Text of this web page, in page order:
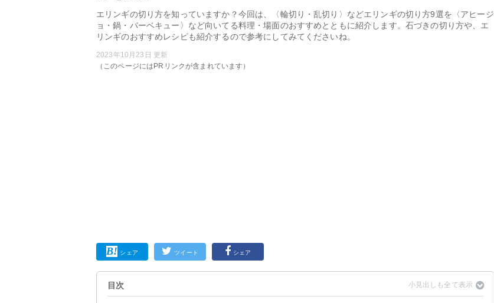
エリンギの切り方を知っていますか？今回は、〈輪切り・乱切り〉などエリンギの切り方9選を〈アヒージ
ョ・鍋・バーベキュー〉など向いてる料理・場面のおすすめとともに紹介します。石づきの切り方や、エ
リンギのおすすめレシピも紹介するので参考にしてみてくださいね。
2023年10月23日 更新
（このページにはPRリンクが含まれています）
シェア ツイート シェア
目次